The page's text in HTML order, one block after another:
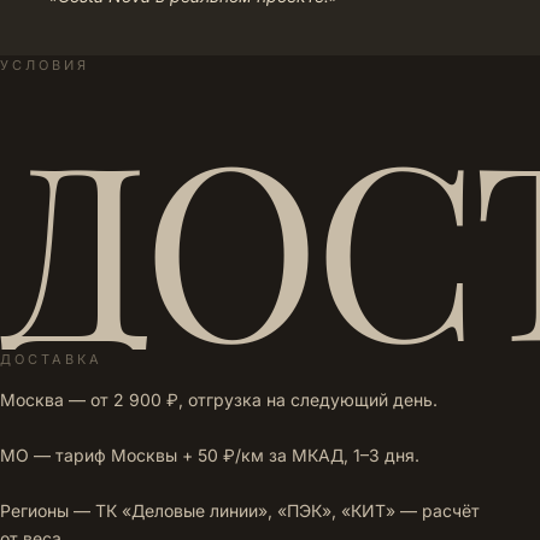
УСЛОВИЯ
ДОСТАВКА
Москва — от 2 900 ₽, отгрузка на следующий день.
МО — тариф Москвы + 50 ₽/км за МКАД, 1–3 дня.
Регионы — ТК «Деловые линии», «ПЭК», «КИТ» — расчёт